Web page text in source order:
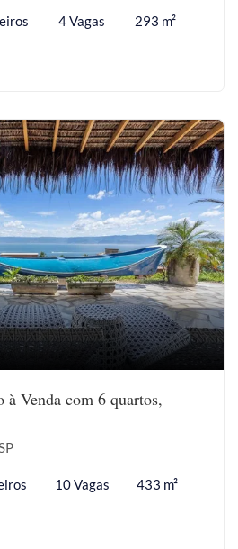
4 Vagas 293 m²
à Venda com 6 quartos,
10 Vagas 433 m²